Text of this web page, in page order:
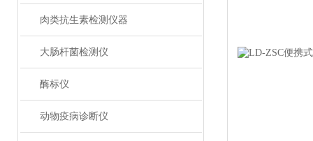
肉类抗生素检测仪器
大肠杆菌检测仪
酶标仪
动物疫病诊断仪